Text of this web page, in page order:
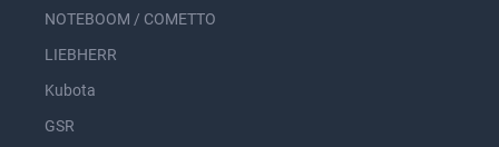
NOTEBOOM / COMETTO
LIEBHERR
Kubota
GSR